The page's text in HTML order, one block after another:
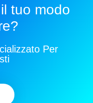
tuo modo
Per